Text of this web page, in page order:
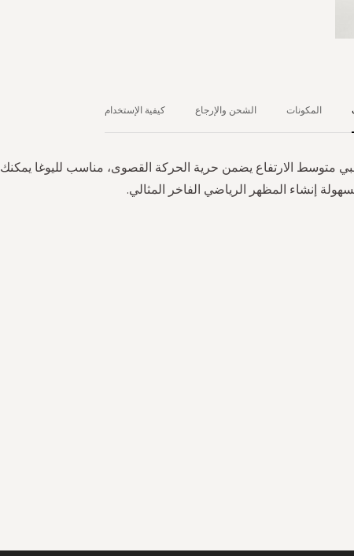
متوسط ​​الارتفاع يضمن حرية الحركة القصوى، مناسب لليوغا يمكنك
إنشاء المظهر الرياضي الفاخر المثالي.
المكونات الشحن والإرجاع كيفية الإستخدام